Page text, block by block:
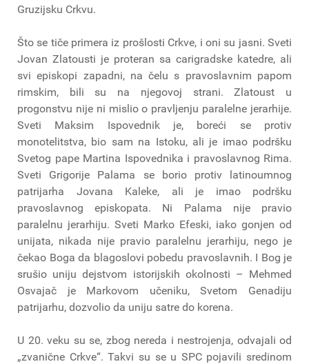
Gruzijsku Crkvu.
Što se tiče primera iz prošlosti Crkve, i oni su jasni. Sveti
Jovan Zlatousti je proteran sa carigradske katedre, ali
svi episkopi zapadni, na čelu s pravoslavnim papom
rimskim, bili su na njegovoj strani. Zlatoust u
progonstvu nije ni mislio o pravljenju paralelne jerarhije.
Sveti Maksim Ispovednik je, boreći se protiv
monotelitstva, bio sam na Istoku, ali je imao podršku
Svetog pape Martina Ispovednika i pravoslavnog Rima.
Sveti Grigorije Palama se borio protiv latinoumnog
patrijarha Jovana Kaleke, ali je imao podršku
pravoslavnog episkopata. Ni Palama nije pravio
paralelnu jerarhiju. Sveti Marko Efeski, iako gonjen od
unijata, nikada nije pravio paralelnu jerarhiju, nego je
čekao Boga da blagoslovi pobedu pravoslavnih. I Bog je
srušio uniju dejstvom istorijskih okolnosti – Mehmed
Osvajač je Markovom učeniku, Svetom Genadiju
patrijarhu, dozvolio da uniju satre do korena.
U 20. veku su se, zbog nereda i nestrojenja, odvajali od
„zvanične Crkve“. Takvi su se u SPC pojavili sredinom